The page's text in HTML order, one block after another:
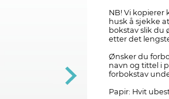
NB! Vi kopierer
husk å sjekke
bokstav slik du
etter det
Ønsker du
navn og tittel i
forbokstav
Papir: Hvit